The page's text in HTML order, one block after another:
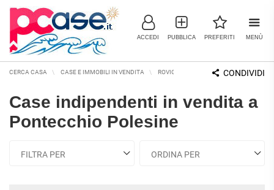
ACCEDI PUBBLICA PREFERITI MENÙ
CONDIVIDI
IMMOBILI IN VENDITA
CERCA CASA CASE E IMMOBILI IN VENDITA ROVIGO E PROVINCIA PONTECCHIO
Case indipendenti in vendita a
Pontecchio Polesine